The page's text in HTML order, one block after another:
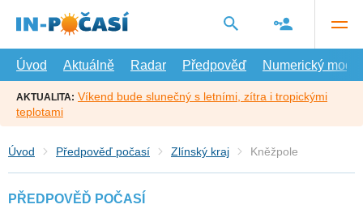
hlavní
Úvod
Aktuálně Radar Předpověď Numerický model
AKTUALITA: Víkend bude slunečný s letními, zítra i tropickými
teplotami
Úvod Předpověď počasí Zlínský kraj Kněžpole
PŘEDPOVĚĎ POČASÍ